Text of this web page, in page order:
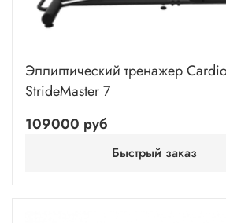
Эллиптический тренажер
StrideMaster 7
109000 руб
Быстрый заказ